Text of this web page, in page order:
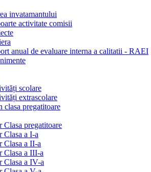
invatamantului
activitate comisii
anual de evaluare interna a calitatii - RAEI
scolare
extrascolare
clasa pregatitoare
Clasa pregatitoare
Clasa a I-a
Clasa a II-a
Clasa a III-a
Clasa a IV-a